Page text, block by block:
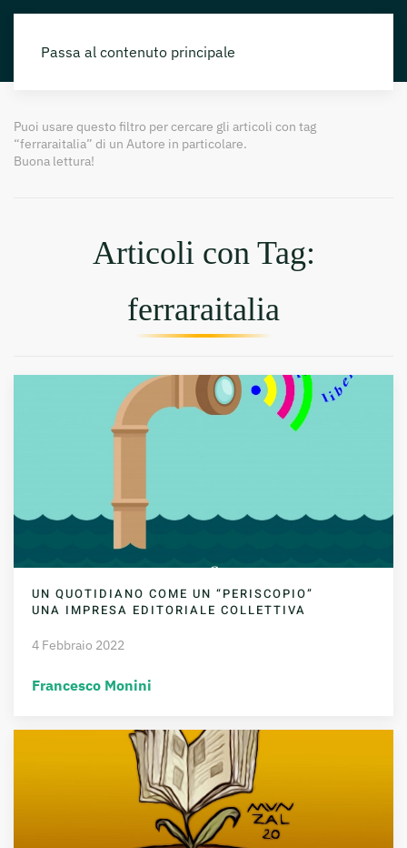
Passa al contenuto principale
Puoi usare questo filtro per cercare gli articoli con tag
“ferraraitalia” di un Autore in particolare.
Buona lettura!
Articoli con Tag:
ferraraitalia
UN QUOTIDIANO COME UN “PERISCOPIO”
UNA IMPRESA EDITORIALE COLLETTIVA
4 Febbraio 2022
Francesco Monini